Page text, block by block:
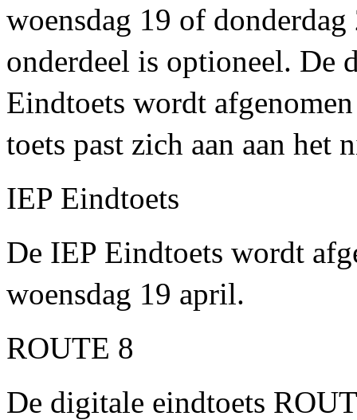
woensdag 19 of
onderdeel is optioneel. De
Eindtoets wordt
toets past zich aan aan het
IEP Eindtoets
De IEP Eindtoets wordt
woensdag 19 april.
ROUTE 8
De digitale eindtoets